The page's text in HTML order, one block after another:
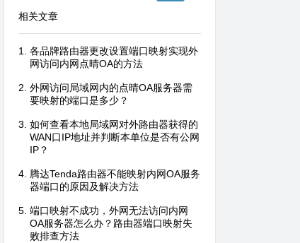
相关文章
各品牌路由器更改设置端口映射实现外
网访问内网点晴OA的方法
外网访问局域网内的点晴OA服务器需
要映射的端口是多少？
如何查看本地局域网对外路由器获得的
WAN口IP地址并判断本单位是否有公网
IP？
腾达Tenda路由器不能映射内网OA服务
器端口的原因及解决方法
端口映射不成功，外网无法访问内网
OA服务器怎么办？路由器端口映射失
败排查方法